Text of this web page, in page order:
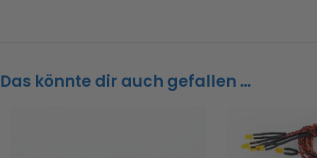
Das könnte dir auch gefallen …